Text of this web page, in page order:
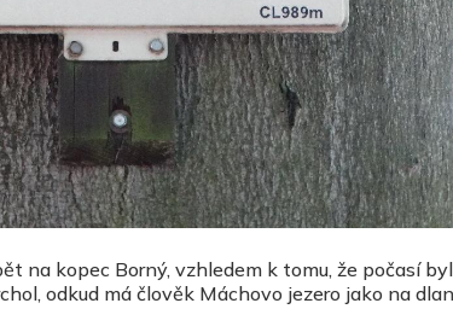
na kopec Borný, vzhledem k tomu, že počasí
odkud má člověk Máchovo jezero jako na